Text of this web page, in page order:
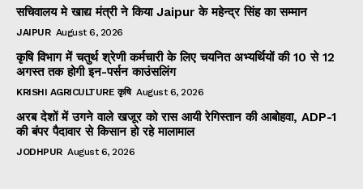
सचिवालय मे खाद्य मंत्री ने किया Jaipur के महेन्द्र सिंह का सम्मान
JAIPUR August 6, 2026
कृषि विभाग में चतुर्थ श्रेणी कर्मचारी के लिए चयनित अभ्यर्थियों की 10 से 12
अगस्त तक होगी इन-पर्सन काउंसलिंग
KRISHI AGRICULTURE कृषि August 6, 2026
अरब देशों में उगने वाले खजूर को रास आयी रेगिस्तान की आबोहवा, ADP-1
की बंपर पैदावार से किसान हो रहे मालामाल
JODHPUR August 6, 2026